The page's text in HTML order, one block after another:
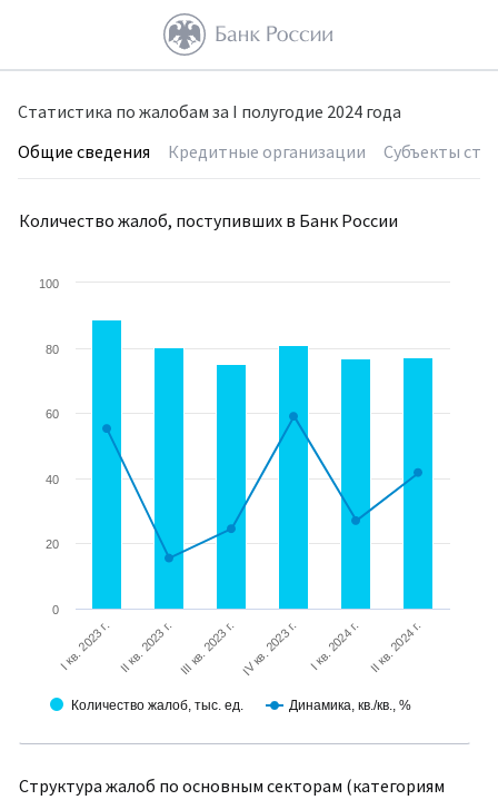
Статистика по жалобам за I полугодие 2024 года
Общие сведения
Кредитные организации Субъекты
Количество жалоб, поступивших в Банк России
Количество жалоб, тыс. ед. Динамика, кв./кв., %
I кв. 2023 г. II кв. 2023 г. III кв. 2023 г. IV кв. 2023 г. I кв. 2024 г. II кв. 2024 г.
0
20
40
60
80
100
Структура жалоб по основным секторам (категориям